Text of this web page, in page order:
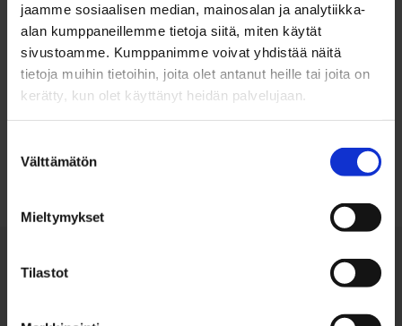
jaamme sosiaalisen median, mainosalan ja analytiikka-
alan kumppaneillemme tietoja siitä, miten käytät
sivustoamme. Kumppanimme voivat yhdistää näitä
tietoja muihin tietoihin, joita olet antanut heille tai joita on
kerätty, kun olet käyttänyt heidän palvelujaan.
valinta
Välttämätön
Mieltymykset
Tilastot